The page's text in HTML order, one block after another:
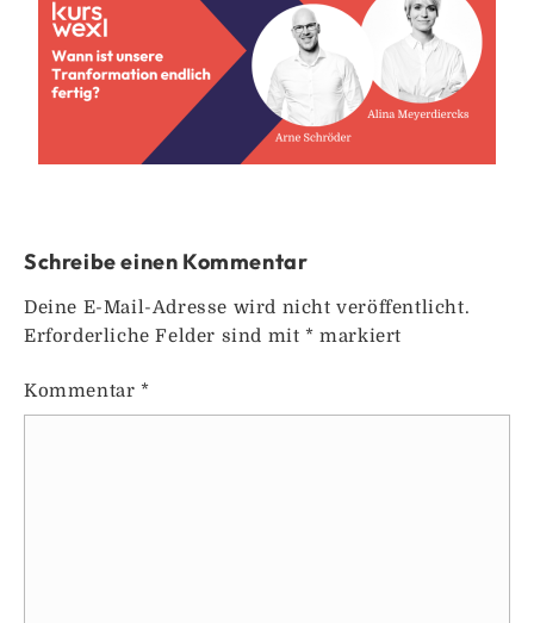
Schreibe einen Kommentar
Deine E-Mail-Adresse wird nicht veröffentlicht.
Erforderliche Felder sind mit* markiert
Kommentar *